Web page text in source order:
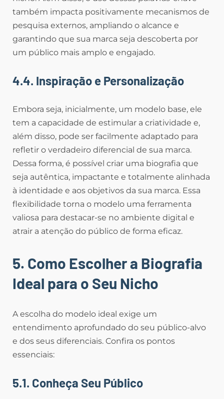
também impacta positivamente mecanismos de
pesquisa externos, ampliando o alcance e
garantindo que sua marca seja descoberta por
um público mais amplo e engajado.
4.4. Inspiração e Personalização
Embora seja, inicialmente, um modelo base, ele
tem a capacidade de estimular a criatividade e,
além disso, pode ser facilmente adaptado para
refletir o verdadeiro diferencial de sua marca.
Dessa forma, é possível criar uma biografia que
seja autêntica, impactante e totalmente alinhada
à identidade e aos objetivos da sua marca. Essa
flexibilidade torna o modelo uma ferramenta
valiosa para destacar-se no ambiente digital e
atrair a atenção do público de forma eficaz.
5. Como Escolher a Biografia
Ideal para o Seu Nicho
A escolha do modelo ideal exige um
entendimento aprofundado do seu público-alvo
e dos seus diferenciais. Confira os pontos
essenciais:
5.1. Conheça Seu Público